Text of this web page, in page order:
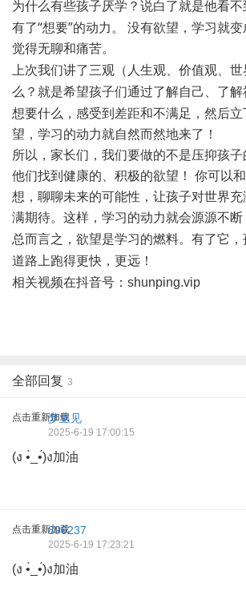
为什么有些孩子厌学？说白了就是他看
有了“想要”的动力。
没有欲望，学习就
觉得无聊和痛苦。
上次我们讲了三观（人生观、价值观、
么？就是希望孩子们通过了解自己、了
想要什么，感受到差距和不满足，然后立
望，学习的动力就自然而然地来了！
所以，家长们，我们要做的不是压抑孩
他们找到健康的、积极的欲望！ 你可以
想，聊聊未来的可能性，让孩子对世界
满期待。这样，学习的动力就会源源不断
总而言之，欲望是学习的燃料。有了它
道路上跑得更快，更远！
相关视频在抖音号： shunping.vip
全部回复 3
点击重新加载
梦里见
2025-6-19 17:00:15
(ง •̀_•́)ง加油
点击重新加载
896237
2025-6-19 17:23:21
(ง •̀_•́)ง加油